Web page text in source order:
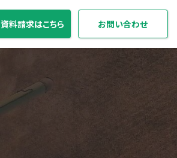
資料請求はこちら お問い合わせ